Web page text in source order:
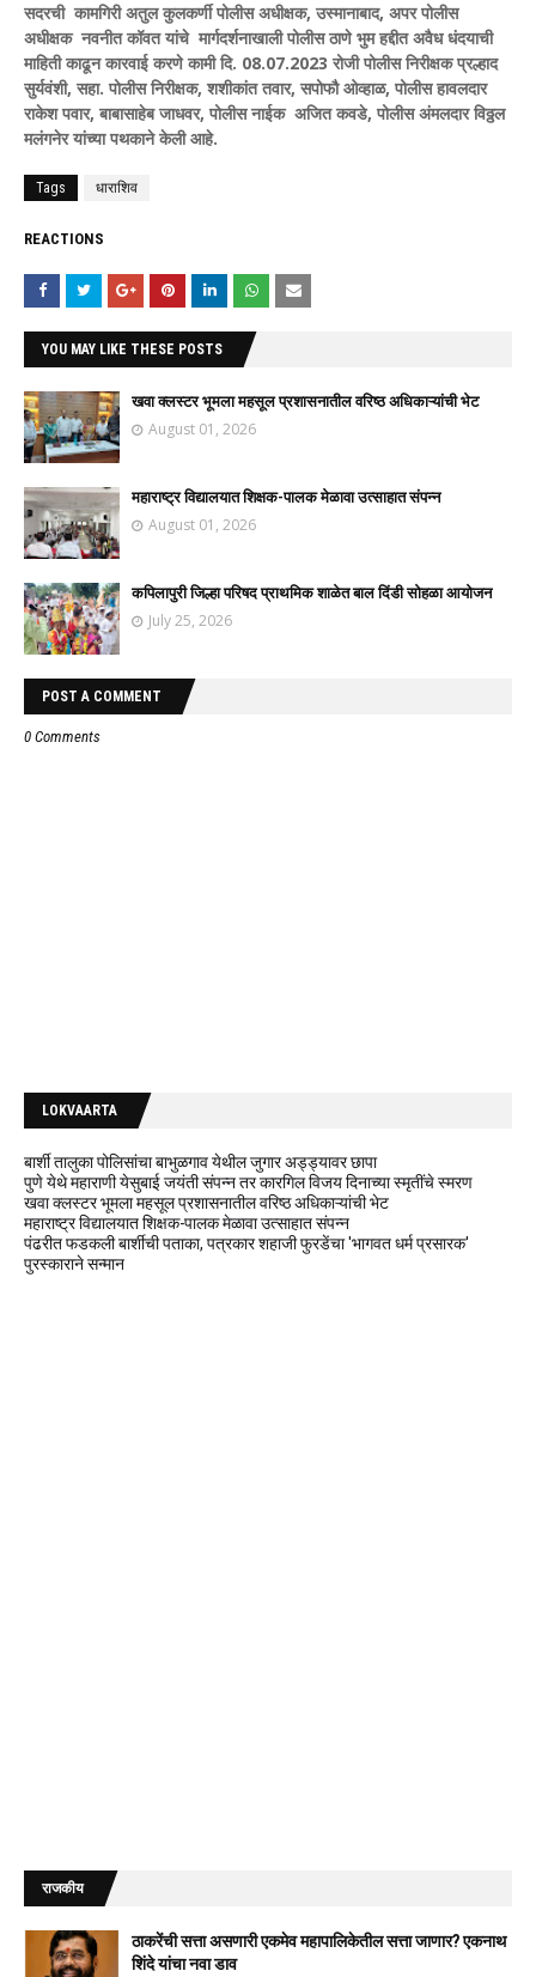
सदरची कामगिरी अतुल कुलकर्णी पोलीस अधीक्षक, उस्मानाबाद, अपर पोलीस
अधीक्षक नवनीत कॉवत यांचे मार्गदर्शनाखाली पोलीस ठाणे भुम हद्दीत अवैध धंदयाची
माहिती काढून कारवाई करणे कामी दि. 08.07.2023 रोजी पोलीस निरीक्षक प्रल्हाद
सुर्यवंशी, सहा. पोलीस निरीक्षक, शशीकांत तवार, सपोफौ ओव्हाळ, पोलीस हावलदार
राकेश पवार, बाबासाहेब जाधवर, पोलीस नाईक अजित कवडे, पोलीस अंमलदार विठ्ठल
मलंगनेर यांच्या पथकाने केली आहे.
Tags धाराशिव
REACTIONS
YOU MAY LIKE THESE POSTS
खवा क्लस्टर भूमला महसूल प्रशासनातील वरिष्ठ अधिकाऱ्यांची भेट
August 01, 2026
महाराष्ट्र विद्यालयात शिक्षक-पालक मेळावा उत्साहात संपन्न
August 01, 2026
कपिलापुरी जिल्हा परिषद प्राथमिक शाळेत बाल दिंडी सोहळा आयोजन
July 25, 2026
POST A COMMENT
0 Comments
LOKVAARTA
बार्शी तालुका पोलिसांचा बाभुळगाव येथील जुगार अड्ड्यावर छापा
पुणे येथे महाराणी येसुबाई जयंती संपन्न तर कारगिल विजय दिनाच्या स्मृतींचे स्मरण
खवा क्लस्टर भूमला महसूल प्रशासनातील वरिष्ठ अधिकाऱ्यांची भेट
महाराष्ट्र विद्यालयात शिक्षक-पालक मेळावा उत्साहात संपन्न
पंढरीत फडकली बार्शीची पताका, पत्रकार शहाजी फुरडेंचा 'भागवत धर्म प्रसारक'
पुरस्काराने सन्मान
राजकीय
ठाकरेंची सत्ता असणारी एकमेव महापालिकेतील सत्ता जाणार? एकनाथ
शिंदे यांचा नवा डाव